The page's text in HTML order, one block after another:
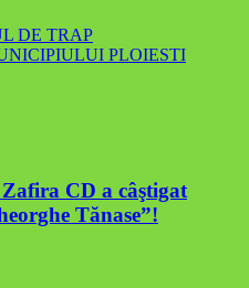
DE TRAP
PLOIESTI
CD a câştigat
Tănase”!